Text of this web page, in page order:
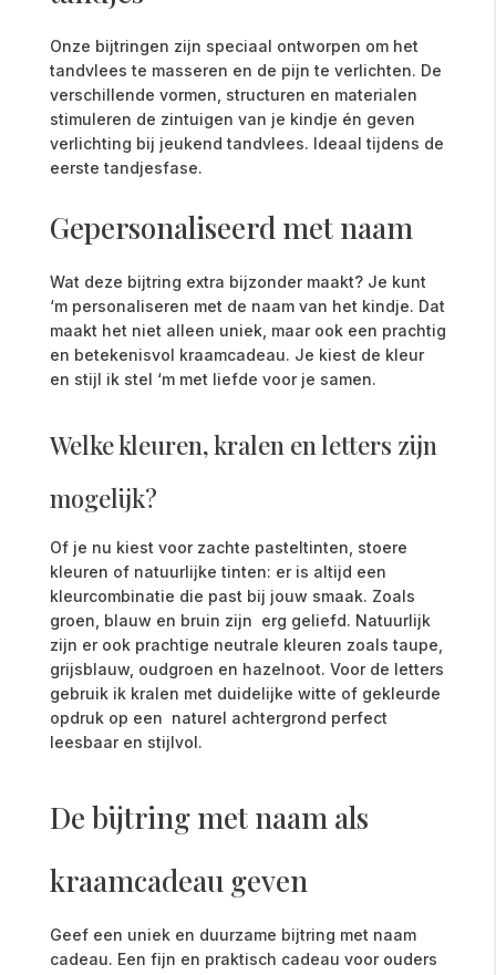
Onze bijtringen zijn speciaal ontworpen om het
tandvlees te masseren en de pijn te verlichten. De
verschillende vormen, structuren en materialen
stimuleren de zintuigen van je kindje én geven
verlichting bij jeukend tandvlees. Ideaal tijdens de
eerste tandjesfase.
Gepersonaliseerd met naam
Wat deze bijtring extra bijzonder maakt? Je kunt
‘m personaliseren met de naam van het kindje. Dat
maakt het niet alleen uniek, maar ook een prachtig
en betekenisvol kraamcadeau. Je kiest de kleur
en stijl ik stel ‘m met liefde voor je samen.
Welke kleuren, kralen en letters zijn
mogelijk?
Of je nu kiest voor zachte pasteltinten, stoere
kleuren of natuurlijke tinten: er is altijd een
kleurcombinatie die past bij jouw smaak. Zoals
groen, blauw en bruin zijn erg geliefd. Natuurlijk
zijn er ook prachtige neutrale kleuren zoals taupe,
grijsblauw, oudgroen en hazelnoot. Voor de letters
gebruik ik kralen met duidelijke witte of gekleurde
opdruk op een naturel achtergrond perfect
leesbaar en stijlvol.
De bijtring met naam als
kraamcadeau geven
Geef een uniek en duurzame bijtring met naam
cadeau. Een fijn en praktisch cadeau voor ouders